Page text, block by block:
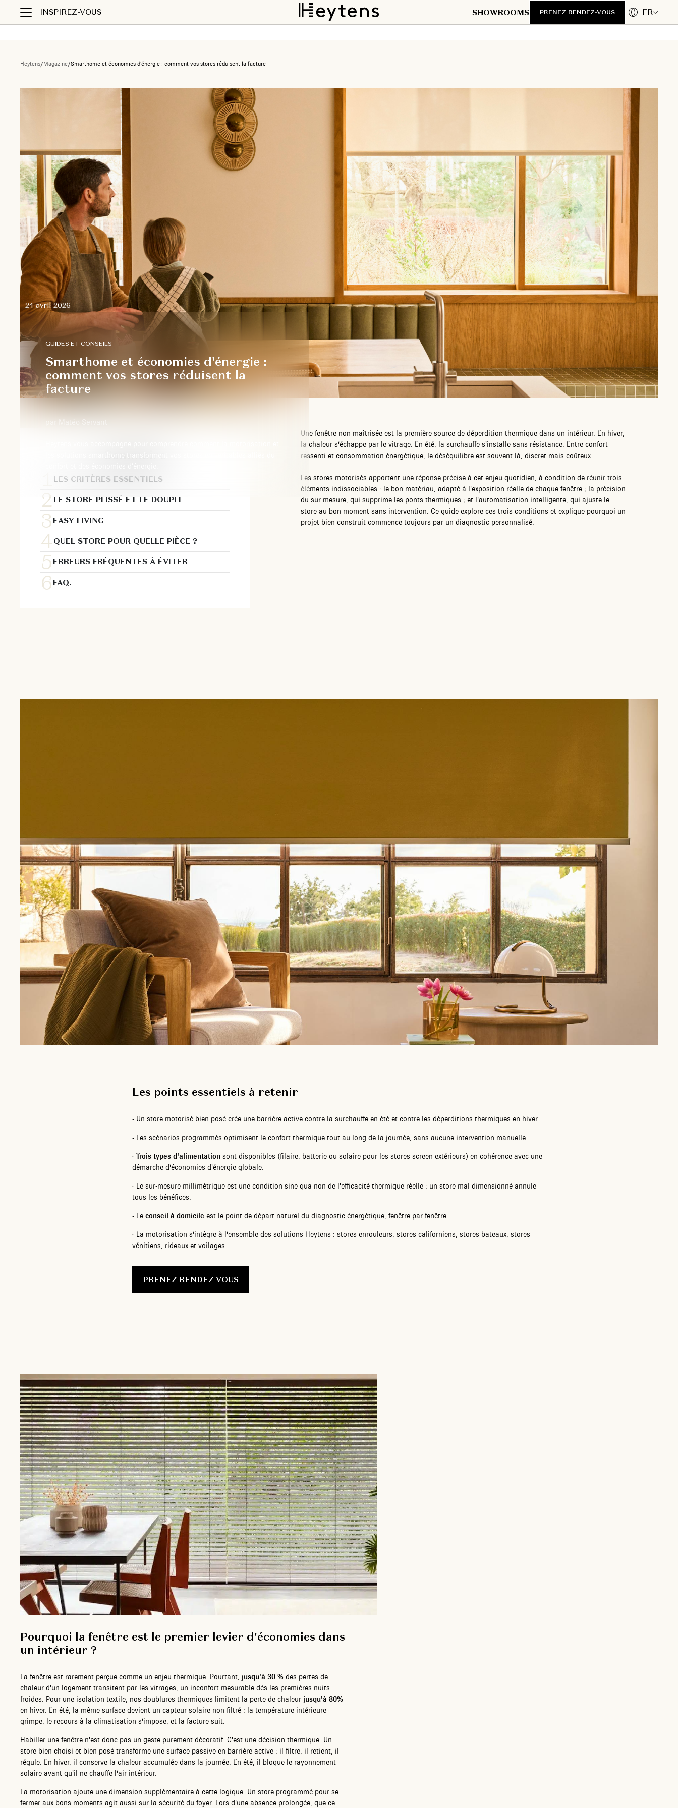
INSPIREZ-VOUS SHOWROOMS PRENEZ RENDEZ-VOUS FR
Heytens/Magazine/Smarthome et économies d'énergie : comment vos stores réduisent la facture
24 avril 2026
GUIDES ET CONSEILS
Smarthome et économies d'énergie :
comment vos stores réduisent la
facture
par Matéo Servant
Sommaire
LES CRITÈRES ESSENTIELS
LE STORE PLISSÉ ET LE DOUPLI
EASY LIVING
QUEL STORE POUR QUELLE PIÈCE ?
ERREURS FRÉQUENTES À ÉVITER
FAQ.
Une fenêtre non maîtrisée est la première source de déperdition thermique dans un intérieur. En hiver,
la chaleur s'échappe par le vitrage. En été, la surchauffe s'installe sans résistance. Entre confort
ressenti et consommation énergétique, le déséquilibre est souvent là, discret mais coûteux.
Les stores motorisés apportent une réponse précise à cet enjeu quotidien, à condition de réunir trois
éléments indissociables : le bon matériau, adapté à l'exposition réelle de chaque fenêtre ; la précision
du sur-mesure, qui supprime les ponts thermiques ; et l'automatisation intelligente, qui ajuste le
store au bon moment sans intervention. Ce guide explore ces trois conditions et explique pourquoi un
projet bien construit commence toujours par un diagnostic personnalisé.
Les points essentiels à retenir
- Un store motorisé bien posé crée une barrière active contre la surchauffe en été et contre les déperditions thermiques en hiver.
- Les scénarios programmés optimisent le confort thermique tout au long de la journée, sans aucune intervention manuelle.
- Trois types d'alimentation sont disponibles (filaire, batterie ou solaire pour les stores screen extérieurs) en cohérence avec une
démarche d'économies d'énergie globale.
- Le sur-mesure millimétrique est une condition sine qua non de l'efficacité thermique réelle : un store mal dimensionné annule
tous les bénéfices.
- Le conseil à domicile est le point de départ naturel du diagnostic énergétique, fenêtre par fenêtre.
- La motorisation s'intègre à l'ensemble des solutions Heytens : stores enrouleurs, stores californiens, stores bateaux, stores
vénitiens, rideaux et voilages.
PRENEZ RENDEZ-VOUS
Pourquoi la fenêtre est le premier levier d'économies dans
un intérieur ?
La fenêtre est rarement perçue comme un enjeu thermique. Pourtant, jusqu'à 30 % des pertes de
chaleur d'un logement transitent par les vitrages, un inconfort mesurable dès les premières nuits
froides. Pour une isolation textile, nos doublures thermiques limitent la perte de chaleur jusqu'à 80%
en hiver. En été, la même surface devient un capteur solaire non filtré : la température intérieure
grimpe, le recours à la climatisation s'impose, et la facture suit.
Habiller une fenêtre n'est donc pas un geste purement décoratif. C'est une décision thermique. Un
store bien choisi et bien posé transforme une surface passive en barrière active : il filtre, il retient, il
régule. En hiver, il conserve la chaleur accumulée dans la journée. En été, il bloque le rayonnement
solaire avant qu'il ne chauffe l'air intérieur.
La motorisation ajoute une dimension supplémentaire à cette logique. Un store programmé pour se
fermer aux bons moments agit aussi sur la sécurité du foyer. Lors d'une absence prolongée, que ce